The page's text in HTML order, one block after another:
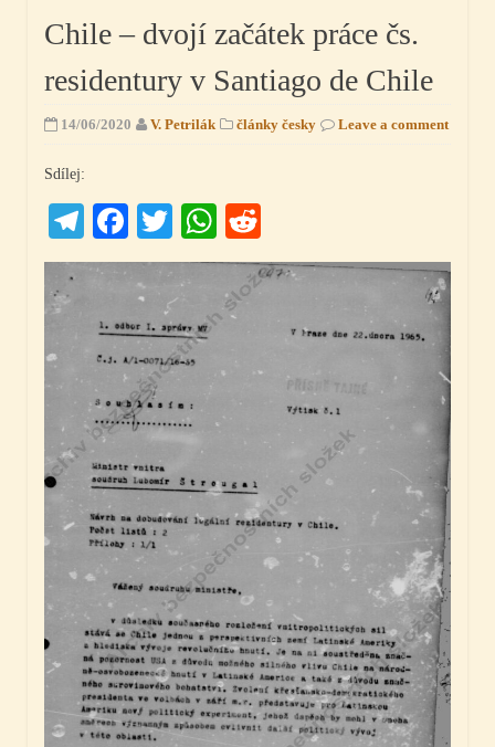
Chile – dvojí začátek práce čs.
residentury v Santiago de Chile
14/06/2020 V. Petrilák články česky Leave a comment
Sdílej:
Telegram
Facebook
TwitterWhatsApp